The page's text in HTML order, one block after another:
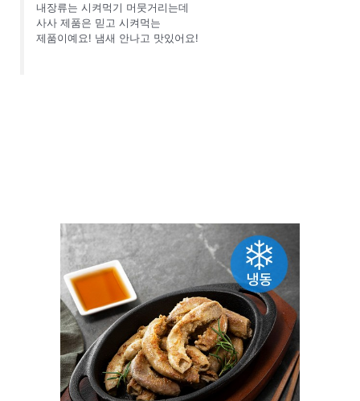
내장류는 시켜먹기 머뭇거리는데
사사 제품은 믿고 시켜먹는
제품이예요! 냄새 안나고 맛있어요!